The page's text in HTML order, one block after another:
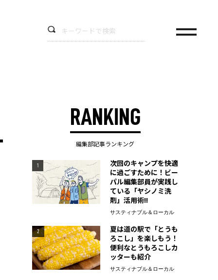
RANKING
編集部記事ランキング
1
次回のキャンプを快適
に過ごすために！ビー
パル編集部員が実践し
ている「ヤシノミ洗
剤」活用術!!
サスティナブル＆ローカル
2
夏は道の駅で「とうも
ろこし」を楽しもう！
便利なとうもろこしカ
ッターも紹介
サスティナブル＆ローカル